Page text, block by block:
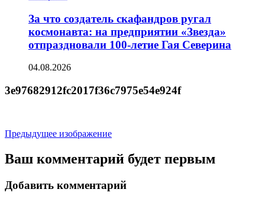
За что создатель скафандров ругал
космонавта: на предприятии «Звезда»
отпраздновали 100-летие Гая Северина
04.08.2026
3e97682912fc2017f36c7975e54e924f
Предыдущее изображение
Ваш комментарий будет первым
Добавить комментарий